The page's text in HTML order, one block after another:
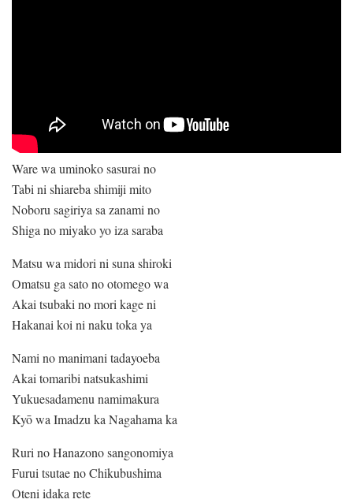
Ware wa uminoko sasurai no
Tabi ni shiareba shimiji mito
Noboru sagiriya sa zanami no
Shiga no miyako yo iza saraba
Matsu wa midori ni suna shiroki
Omatsu ga sato no otomego wa
Akai tsubaki no mori kage ni
Hakanai koi ni naku toka ya
Nami no manimani tadayoeba
Akai tomaribi natsukashimi
Yukuesadamenu namimakura
Kyō wa Imadzu ka Nagahama ka
Ruri no Hanazono sangonomiya
Furui tsutae no Chikubushima
Oteni idaka rete